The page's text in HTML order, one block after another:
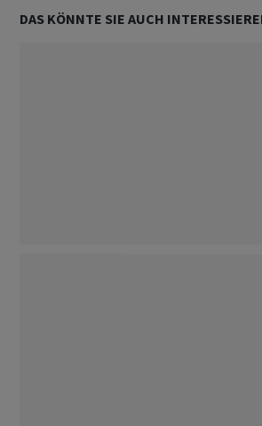
DAS KÖNNTE SIE AUCH